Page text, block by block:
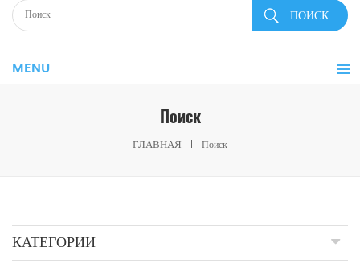
MENU
Поиск
ГЛАВНАЯ Поиск
КАТЕГОРИИ